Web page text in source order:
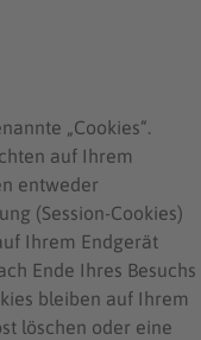
„Cookies“.
auf Ihrem
entweder
(Session-Cookies)
Ihrem Endgerät
Ende Ihres Besuchs
bleiben auf Ihrem
löschen oder eine